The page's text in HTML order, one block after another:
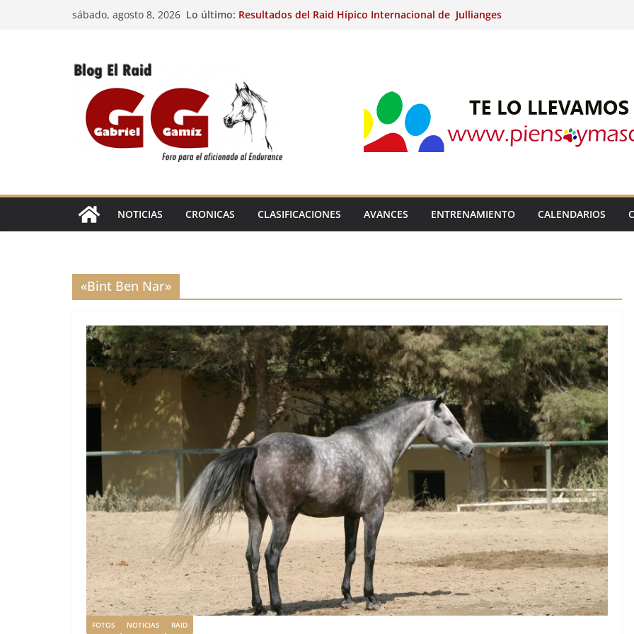
sábado, agosto 8, 2026 Lo último: Resultados del Raid Hípico Internacional de Jullianges
Caballos Jóvenes de Raid.
Raid Hípico Eladina Kung (Badajoz).
EL
NOTICIAS CRONICAS CLASIFICACIONES AVANCES ENTRENAMIENTO CALENDARIOS
«Bint Ben Nar»
FOTOS NOTICIAS RAID